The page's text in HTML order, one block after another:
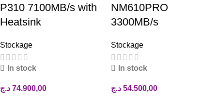
P310 7100MB/s with
Heatsink
Stockage
In stock
74.900,00 د.ج
NM610PRO
3300MB/s
Stockage
In stock
54.500,00 د.ج